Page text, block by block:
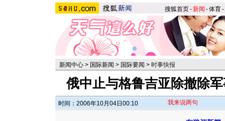
搜狐首页-新闻 -体育-
新闻中心 > 国际新闻 > 国际要闻 > 时事快报
俄中止与格鲁吉亚除撤除
时间：2006年10月04日00:10 我来说两句